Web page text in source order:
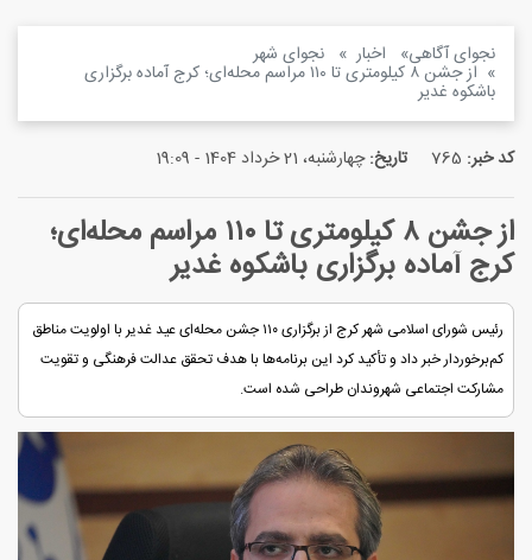
نجوای آگاهی اخبار نجوای شهر
از جشن ۸ کیلومتری تا ۱۱۰ مراسم محله‌ای؛ کرج آماده برگزاری
باشکوه غدیر
کد خبر: 765 تاریخ:چهارشنبه، 21 خرداد 1404 - 19:09
از جشن ۸ کیلومتری تا ۱۱۰ مراسم محله‌ای؛
کرج آماده برگزاری باشکوه غدیر
رئیس شورای اسلامی شهر کرج از برگزاری ۱۱۰ جشن محله‌ای عید غدیر با اولویت مناطق
کم‌برخوردار خبر داد و تأکید کرد این برنامه‌ها با هدف تحقق عدالت فرهنگی و تقویت
مشارکت اجتماعی شهروندان طراحی شده است.